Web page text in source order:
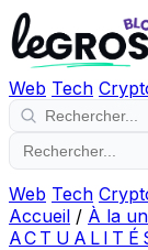
Web Tech
Web Tech
Accueil / À la